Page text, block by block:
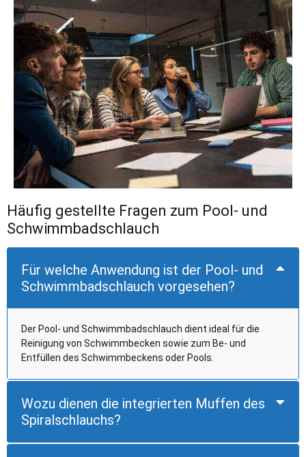
Häufig gestellte Fragen zum Pool- und
Schwimmbadschlauch
Für welche Anwendung ist der Pool- und
Schwimmbadschlauch vorgesehen?
Der Pool- und Schwimmbadschlauch dient ideal für die
Reinigung von Schwimmbecken sowie zum Be- und
Entfüllen des Schwimmbeckens oder Pools.
Wozu dienen die integrierten Muffen des
Spiralschlauchs?